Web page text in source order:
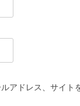
アドレス、サイト